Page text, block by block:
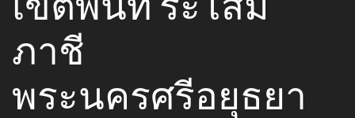
ภาชี
พระนครศรีอยุธยา